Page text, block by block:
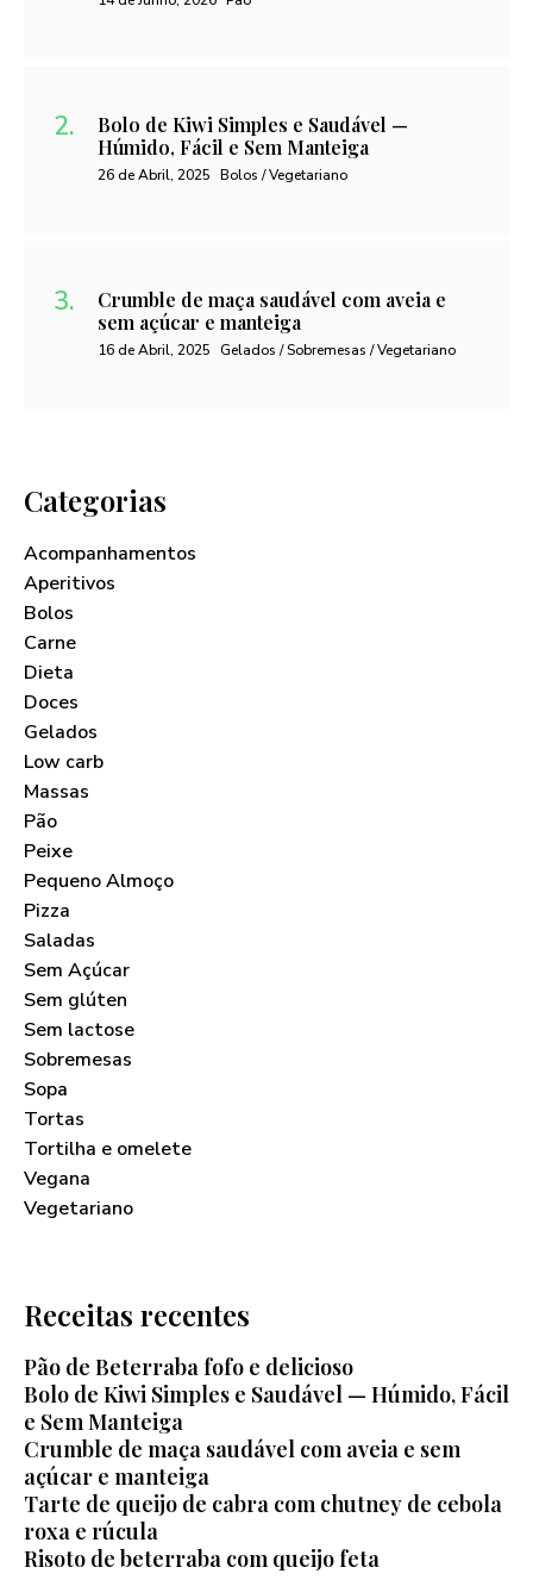
Bolo de Kiwi Simples e Saudável —
Húmido, Fácil e Sem Manteiga
26 de Abril, 2025 Bolos / Vegetariano
Crumble de maça saudável com aveia e
sem açúcar e manteiga
16 de Abril, 2025 Gelados / Sobremesas / Vegetariano
Categorias
Acompanhamentos
Aperitivos
Bolos
Carne
Dieta
Doces
Gelados
Low carb
Massas
Pão
Peixe
Pequeno Almoço
Pizza
Saladas
Sem Açúcar
Sem glúten
Sem lactose
Sobremesas
Sopa
Tortas
Tortilha e omelete
Vegana
Vegetariano
Receitas recentes
Pão de Beterraba fofo e delicioso
Bolo de Kiwi Simples e Saudável — Húmido, Fácil
e Sem Manteiga
Crumble de maça saudável com aveia e sem
açúcar e manteiga
Tarte de queijo de cabra com chutney de cebola
roxa e rúcula
Risoto de beterraba com queijo feta